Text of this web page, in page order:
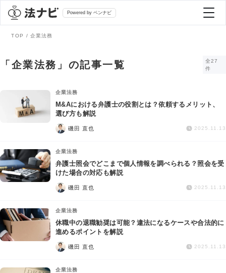
Powered by ベンナビ
全て
法律相談
債務整理
交通事故
弁護士を探す
おすすめ弁護士診断
AI Search Premium
掲載をご検討の弁護士の方へ
TOP 企業法務
「企業法務」の記事一覧
全27
件
企業法務
M&Aにおける弁護士の役割とは？依頼するメリット、
選び方も解説
磯田 直也 2025.11.13
企業法務
弁護士照会でどこまで個人情報を調べられる？照会を受
けた場合の対応も解説
磯田 直也 2025.11.13
企業法務
休職中の退職勧奨は可能？違法になるケースや合法的に
進めるポイントを解説
磯田 直也 2025.11.13
企業法務